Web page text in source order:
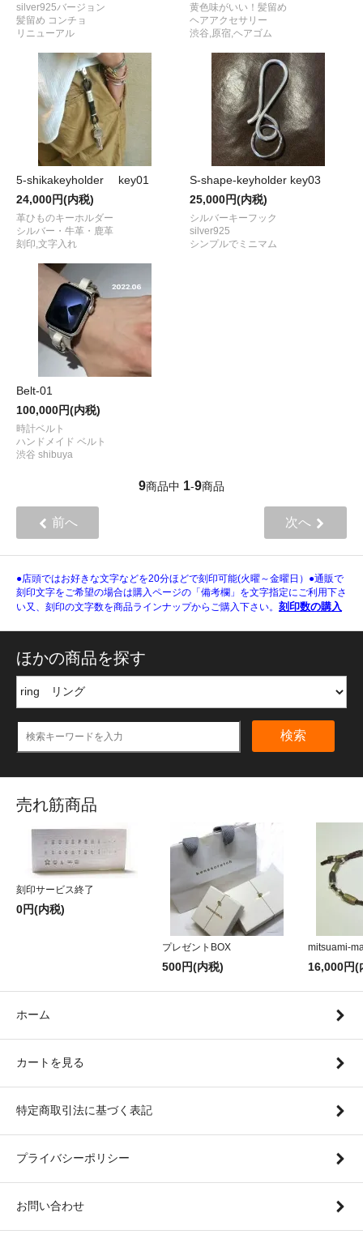
silver925バージョン
髪留め コンチョ
リニューアル
黄色味がいい！髪留め
ヘアアクセサリー
渋谷,原宿,ヘアゴム
5-shikakeyholder key01
24,000円(内税)
革ひものキーホルダー
シルバー・牛革・鹿革
刻印,文字入れ
S-shape-keyholder key03
25,000円(内税)
シルバーキーフック
silver925
シンプルでミニマム
Belt-01
100,000円(内税)
時計ベルト
ハンドメイド ベルト
渋谷 shibuya
9商品中 1-9商品
前へ 次へ
●店頭ではお好きな文字などを20分ほどで刻印可能(火曜～金曜日）●通販で
刻印文字をご希望の場合は購入ページの「備考欄」を文字指定にご利用下さ
い又、刻印の文字数を商品ラインナップからご購入下さい。 刻印数の購入
ほかの商品を探す
検索
売れ筋商品
刻印サービス終了
0円(内税)
プレゼントBOX
500円(内税)
mitsuami-
16,000円(
ホーム
カートを見る
特定商取引法に基づく表記
プライバシーポリシー
お問い合わせ